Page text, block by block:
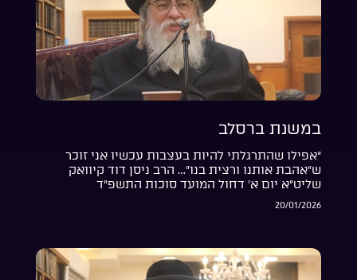
במשנת ברסלב
“אפילו שהתרגלתי להיות בעצבות עכשיו אני זוכר
ש”אהבת אותנו ורצית בנו”… הרב ניסן דוד קיוואק
שליט”א יום א’ דחול המועד סוכות התשפ”ד
20/01/2026